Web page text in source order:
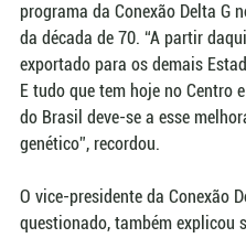
programa da Conexão Delta G
da década de 70. “A partir
exportado para os demais
E tudo que tem hoje no Centro
do Brasil deve-se a esse
genético”, recordou.
O vice-presidente da Conexão
questionado, também explicou